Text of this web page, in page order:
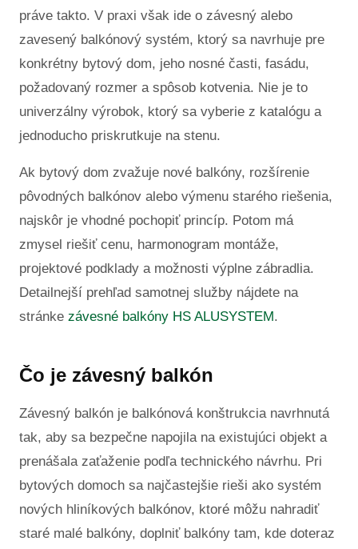
práve takto. V praxi však ide o závesný alebo
zavesený balkónový systém, ktorý sa navrhuje pre
konkrétny bytový dom, jeho nosné časti, fasádu,
požadovaný rozmer a spôsob kotvenia. Nie je to
univerzálny výrobok, ktorý sa vyberie z katalógu a
jednoducho priskrutkuje na stenu.
Ak bytový dom zvažuje nové balkóny, rozšírenie
pôvodných balkónov alebo výmenu starého riešenia,
najskôr je vhodné pochopiť princíp. Potom má
zmysel riešiť cenu, harmonogram montáže,
projektové podklady a možnosti výplne zábradlia.
Detailnejší prehľad samotnej služby nájdete na
stránke závesné balkóny HS ALUSYSTEM.
Čo je závesný balkón
Závesný balkón je balkónová konštrukcia navrhnutá
tak, aby sa bezpečne napojila na existujúci objekt a
prenášala zaťaženie podľa technického návrhu. Pri
bytových domoch sa najčastejšie rieši ako systém
nových hliníkových balkónov, ktoré môžu nahradiť
staré malé balkóny, doplniť balkóny tam, kde doteraz